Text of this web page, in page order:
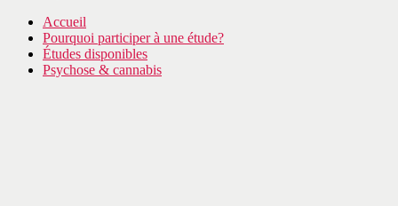
Accueil
Pourquoi participer à une étude?
Études disponibles
Psychose & cannabis